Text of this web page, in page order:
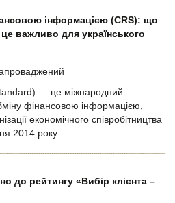
інформацією (CRS): що
важливо для українського
— це міжнародний
фінансовою інформацією,
економічного співробітництва
2014 року.
до рейтингу «Вибір клієнта –